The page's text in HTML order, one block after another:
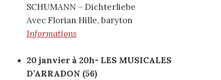
SCHUMANN – Dichterliebe
Avec Florian Hille, baryton
Informations
20 janvier à 20h- LES MUSICALES
D’ARRADON (56)